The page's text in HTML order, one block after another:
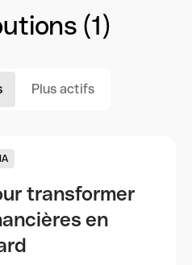
(1)
Plus actifs
transformer
en